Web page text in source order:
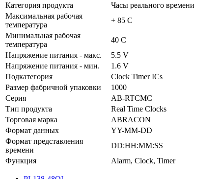
Категория продукта
Часы реального времени
Максимальная рабочая
температура
+ 85 C
Минимальная рабочая
температура
40 C
Напряжение питания - макс.
5.5 V
Напряжение питания - мин.
1.6 V
Подкатегория
Clock Timer ICs
Размер фабричной упаковки
1000
Серия
AB-RTCMC
Тип продукта
Real Time Clocks
Торговая марка
ABRACON
Формат данных
YY-MM-DD
Формат представления
времени
DD:HH:MM:SS
Функция
Alarm, Clock, Timer